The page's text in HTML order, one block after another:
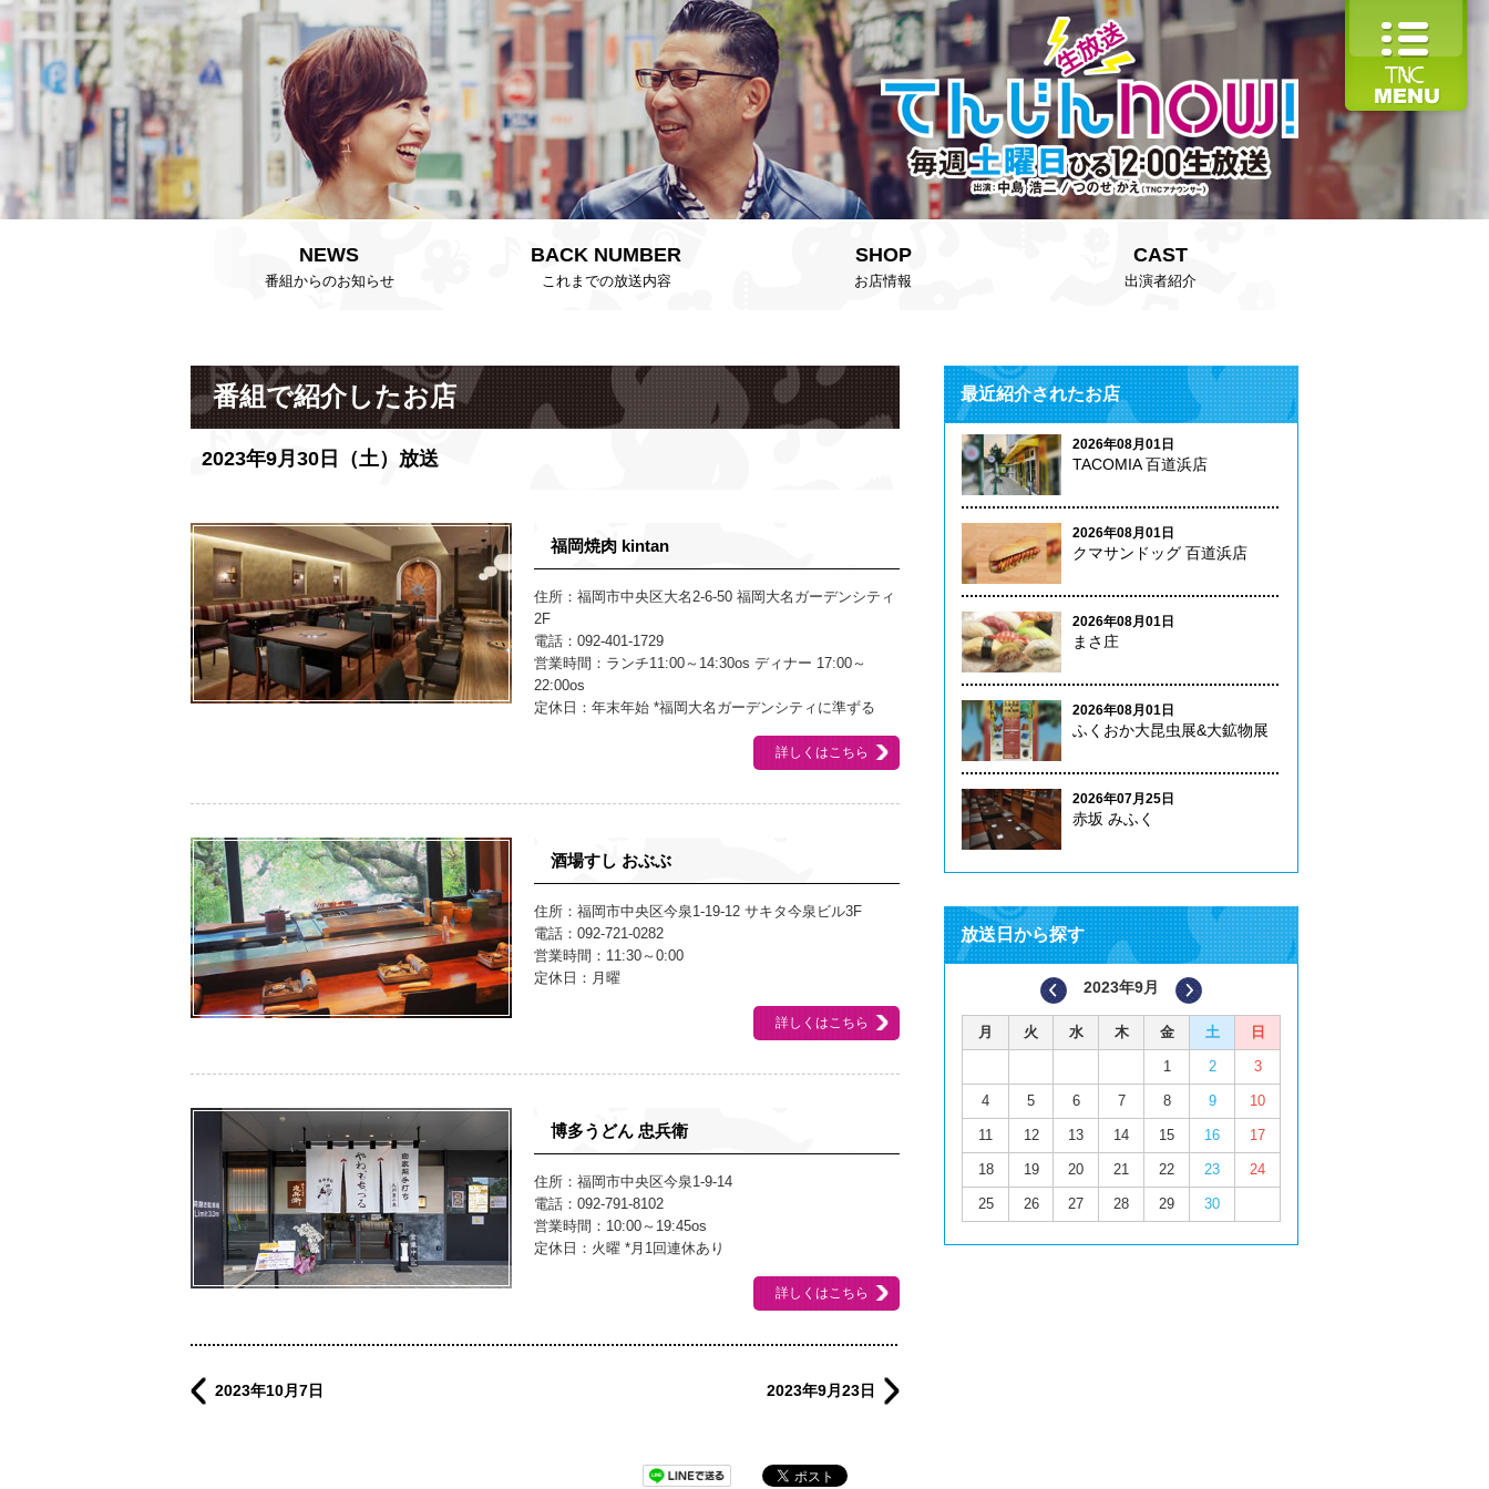
NEWS
番組からのお知らせ
BACK NUMBER
これまでの放送内容
SHOP
お店情報
CAST
出演者紹介
番組で紹介したお店
2023年9月30日（土）放送
福岡焼肉 kintan
住所：福岡市中央区大名2-6-50 福岡大名ガーデンシティ
2F
電話：092-401-1729
営業時間：ランチ11:00～14:30os ディナー 17:00～
22:00os
定休日：年末年始 *福岡大名ガーデンシティに準ずる
詳しくはこちら
酒場すし おぶぶ
住所：福岡市中央区今泉1-19-12 サキタ今泉ビル3F
電話：092-721-0282
営業時間：11:30～0:00
定休日：月曜
詳しくはこちら
博多うどん 忠兵衛
住所：福岡市中央区今泉1-9-14
電話：092-791-8102
営業時間：10:00～19:45os
定休日：火曜 *月1回連休あり
詳しくはこちら
2023年10月7日 2023年9月23日
最近紹介されたお店
2026年08月01日
TACOMIA 百道浜店
2026年08月01日
クマサンドッグ 百道浜店
2026年08月01日
まさ庄
2026年08月01日
ふくおか大昆虫展&大鉱物展
2026年07月25日
赤坂 みふく
放送日から探す
2023年9月
月 火 水 木 金 土 日
1 2 3
4 5 6 7 8 9 10
11 12 13 14 15 16 17
18 19 20 21 22 23 24
25 26 27 28 29 30